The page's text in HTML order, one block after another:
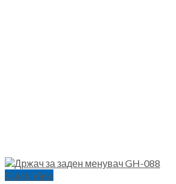
Quick View